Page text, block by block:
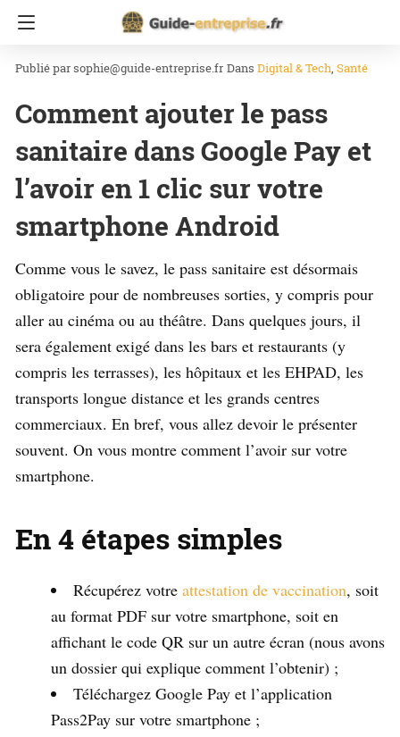
Accueil Digital & Tech
sophie@guide-entreprise.fr Dans Digital & Tech Santé
Comment ajouter le pass
sanitaire dans Google Pay et
l’avoir en 1 clic sur votre
smartphone Android
Comme vous le savez, le pass sanitaire est désormais
obligatoire pour de nombreuses sorties, y compris pour
aller au cinéma ou au théâtre. Dans quelques jours, il
sera également exigé dans les bars et restaurants (y
compris les terrasses), les hôpitaux et les EHPAD, les
transports longue distance et les grands centres
commerciaux. En bref, vous allez devoir le présenter
souvent. On vous montre comment l’avoir sur votre
smartphone.
En 4 étapes simples
Récupérez votre attestation de vaccination, soit
au format PDF sur votre smartphone, soit en
affichant le code QR sur un autre écran (nous avons
un dossier qui explique comment l’obtenir) ;
Téléchargez Google Pay et l’application
Pass2Pay sur votre smartphone ;